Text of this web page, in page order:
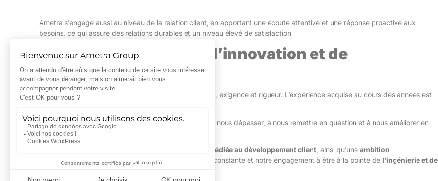
Ametra s’engage aussi au niveau de la relation client, en apportant une écoute attentive et une réponse proactive aux
besoins, ce qui assure des relations durables et un niveau élevé de satisfaction.
La passion, moteur de l’innovation et de
l’excellence
Chez Ametra, la passion rime avec expertise technique, exigence et rigueur. L’expérience acquise au cours des années est
L’exigence est une valeur essentielle qui nous pousse à nous dépasser, à nous remettre en question et à nous améliorer en
permanence.
expertise technique de pointe dédiée au développement client , ainsi qu’une ambition
technologique
qui nourrit notre capacité d’innovation constante et notre engagement à être à la pointe de l’ingénierie et de